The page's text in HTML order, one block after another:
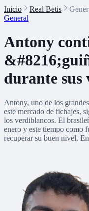
Inicio Real Betis
General
Antony
durante sus
Antony, uno de los
este mercado de fichajes,
los verdiblancos. El
enero y este tiempo como
recuperar su buen nivel.